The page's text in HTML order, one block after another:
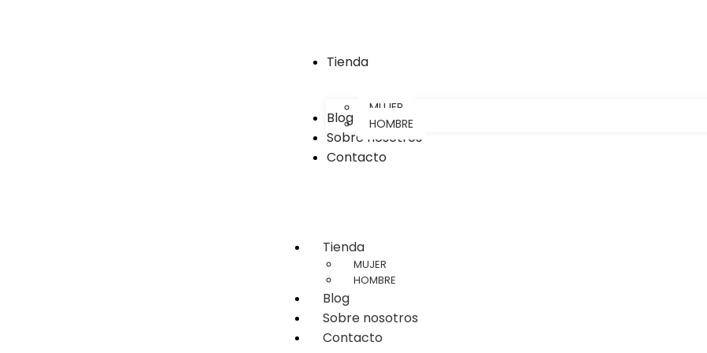
Tienda
MUJER
HOMBRE
Blog
Sobre nosotros
Contacto
Tienda
MUJER
HOMBRE
Blog
Sobre nosotros
Contacto